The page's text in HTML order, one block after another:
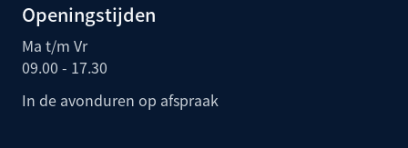
Openingstijden
Ma t/m Vr
09.00 - 17.30
In de avonduren op afspraak